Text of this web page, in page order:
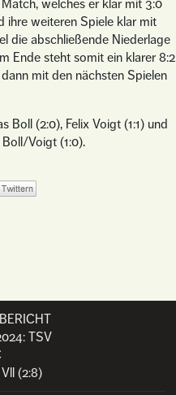
welches er klar mit 3:0
ihre weiteren Spiele klar mit
die abschließende Niederlage
Ende steht somit ein klarer 8:2
mit den nächsten Spielen
Boll (2:0), Felix Voigt (1:1) und
Voigt (1:0).
TSV
(2:8)